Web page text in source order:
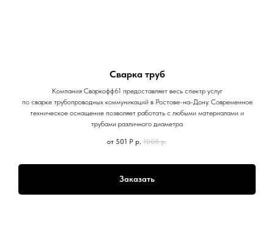
Сварка труб
Компания Сваркофф61 предоставляет весь спектр услуг
по сварке трубопроводных коммуникаций в Ростове-на-Дону. Современное
техническое оснащение позволяет работать с любыми материалами и
трубами различного диаметра
от 501 Р р. 1008 р.
Заказать